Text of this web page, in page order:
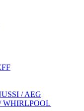
/ AEG
WHIRLPOOL